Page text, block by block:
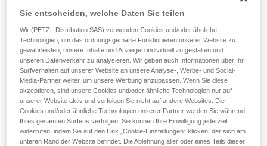
Schlingenschutz, hält die Karabiner in der richtigen
Position an den Bandschlingen FINESSE, EXPRESS und
AXESS (10er-Pack)
Der STRING-Schlingenschutz hat zwei Funktionen: Er hält
den Karabiner seilseitig in der richtigen Position und es
schützt einen Teil der Schlinge vor Abrieb. Die Aussparung
gewährleistet, dass der Karabiner richtig in die Schlinge
eingehängt ist. Der Schlingenschutz ist mit den
Bandschlingen FINESSE, EXPRESS und AXESS kompatibel.
Sie entscheiden, welche Daten Sie teilen
Wir (PETZL Distribution SAS) verwenden Cookies und/oder ähnliche
Technologien, um das ordnungsgemäße Funktionieren unserer Website zu
gewährleisten, unsere Inhalte und Anzeigen individuell zu gestalten und
unseren Datenverkehr zu analysieren. Wir geben auch Informationen über Ihr
Surfverhalten auf unserer Website an unsere Analyse-, Werbe- und Social-
Media-Partner weiter, um unsere Werbung anzupassen. Wenn Sie diese
akzeptieren, sind unsere Cookies und/oder ähnliche Technologien nur auf
unserer Website aktiv und verfolgen Sie nicht auf andere Websites. Die
Cookies und/oder ähnliche Technologien unserer Partner werden Sie während
Ihres gesamten Surfens verfolgen. Sie können Ihre Einwilligung jederzeit
widerrufen, indem Sie auf den Link „Cookie-Einstellungen“ klicken, der sich am
unteren Rand der Website befindet. Die Ablehnung aller oder eines Teils dieser